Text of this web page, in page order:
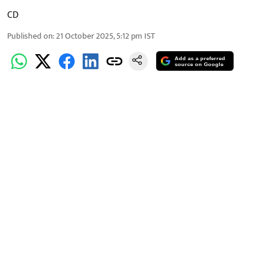
CD
Published on:21 October 2025, 5:12 pm IST
Add as a preferred
source on Google